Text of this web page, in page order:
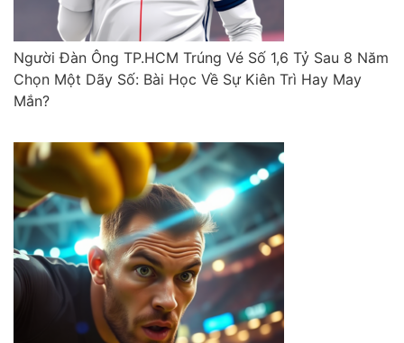
Người Đàn Ông TP.HCM Trúng Vé Số 1,6 Tỷ Sau 8 Năm
Chọn Một Dãy Số: Bài Học Về Sự Kiên Trì Hay May
Mắn?